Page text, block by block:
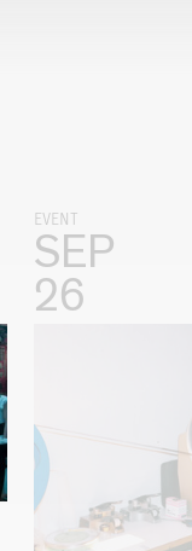
EVENT
SEP
26